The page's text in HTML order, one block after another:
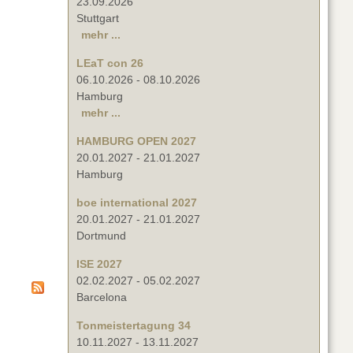
Stuttgart
mehr ...
LEaT con 26
06.10.2026 - 08.10.2026
Hamburg
mehr ...
HAMBURG OPEN 2027
20.01.2027 - 21.01.2027
Hamburg
boe international 2027
20.01.2027 - 21.01.2027
Dortmund
ISE 2027
02.02.2027 - 05.02.2027
Barcelona
Tonmeistertagung 34
10.11.2027 - 13.11.2027